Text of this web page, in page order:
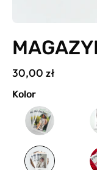
30,00 zł
Kolor